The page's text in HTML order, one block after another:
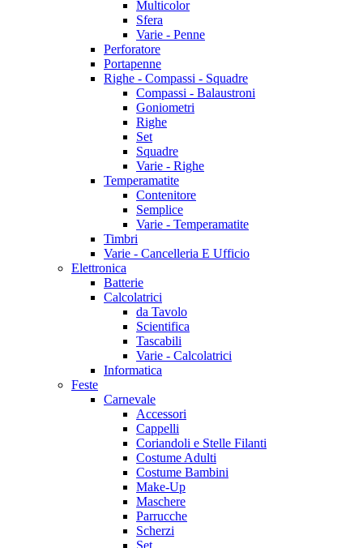
Multicolor
Sfera
Varie - Penne
Perforatore
Portapenne
Righe - Compassi - Squadre
Compassi - Balaustroni
Goniometri
Righe
Set
Squadre
Varie - Righe
Temperamatite
Contenitore
Semplice
Varie - Temperamatite
Timbri
Varie - Cancelleria E Ufficio
Elettronica
Batterie
Calcolatrici
da Tavolo
Scientifica
Tascabili
Varie - Calcolatrici
Informatica
Feste
Carnevale
Accessori
Cappelli
Coriandoli e Stelle Filanti
Costume Adulti
Costume Bambini
Make-Up
Maschere
Parrucche
Scherzi
Set